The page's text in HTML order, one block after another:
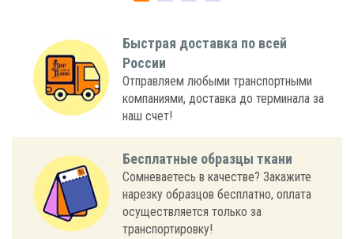
Быстрая доставка по всей
России
Отправляем любыми транспортными
компаниями, доставка до терминала за
наш счет!
Бесплатные образцы ткани
Сомневаетесь в качестве? Закажите
нарезку образцов бесплатно, оплата
осуществляется только за
транспортировку!